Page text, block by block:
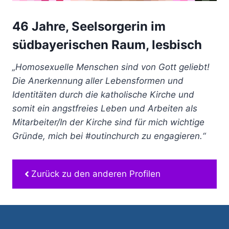
46 Jahre, Seelsorgerin im
südbayerischen Raum, lesbisch
„Homosexuelle Menschen sind von Gott geliebt!
Die Anerkennung aller Lebensformen und
Identitäten durch die katholische Kirche und
somit ein angstfreies Leben und Arbeiten als
Mitarbeiter/In der Kirche sind für mich wichtige
Gründe, mich bei #outinchurch zu engagieren.“
Zurück zu den anderen Profilen